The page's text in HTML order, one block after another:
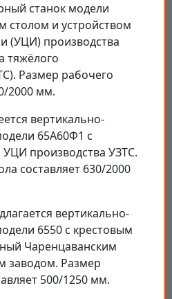
станок модели
столом и устройством
(УЦИ) производства
тяжёлого
Размер рабочего
2000 мм.
вертикально-
65А60Ф1 с
производства УЗТС.
составляет 630/2000
вертикально-
6550 с крестовым
Чаренцаванским
заводом. Размер
500/1250 мм.